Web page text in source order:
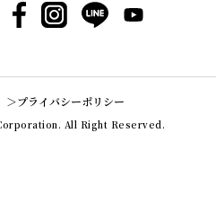
Facebook
Instagram
LINE YouTube
プライバシーポリシー
All Right Reserved.